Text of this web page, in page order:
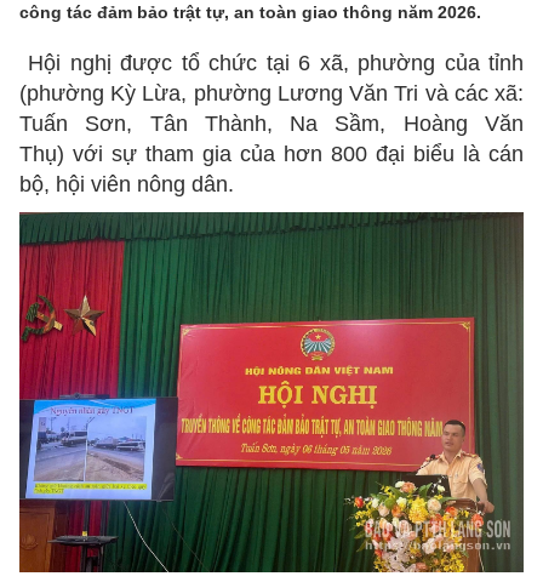
công tác đảm bảo trật tự, an toàn giao thông năm 2026.
Hội nghị được tổ chức tại 6 xã, phường của tỉnh
(phường Kỳ Lừa, phường Lương Văn Tri và các xã:
Tuấn Sơn, Tân Thành, Na Sầm, Hoàng Văn
Thụ) với sự tham gia của hơn 800 đại biểu là cán
bộ, hội viên nông dân.